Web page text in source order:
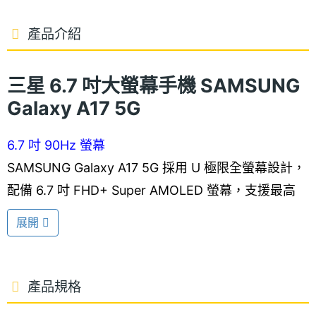
產品介紹
三星 6.7 吋大螢幕手機 SAMSUNG
Galaxy A17 5G
6.7 吋 90Hz 螢幕
SAMSUNG Galaxy A17 5G 採用 U 極限全螢幕設計，
配備 6.7 吋 FHD+ Super AMOLED 螢幕，支援最高
90Hz 更新率，滑社群、瀏覽網頁可享有順暢的螢幕操
作體驗；螢幕升級 Corning Gorilla Glass 7 等級玻
能，系統能依據不同場景自動調整螢幕顯示亮度，讓
你無論在室內或戶外都能享有舒適的觀看體驗。
展開
產品規格